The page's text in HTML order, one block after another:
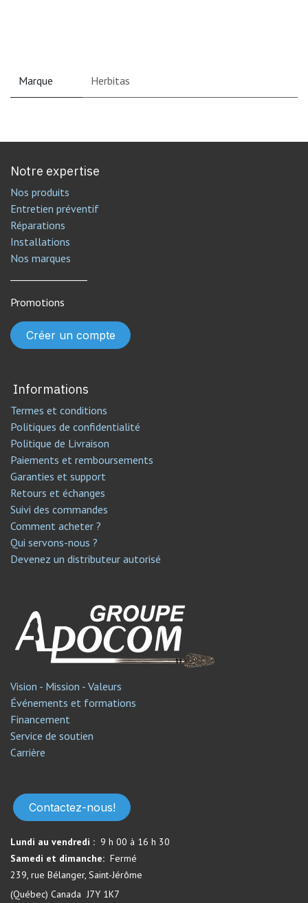
Marque Herbitas
Notre expertise
Nos produits
Entretien préventif
Réparations
Installations
Nos marques
Promotions
Créer un compte
Informations
Termes et conditions
Politiques de confidentialité
Politique de Livraison
Paiements et remboursements
Garanties et support
Retours et échanges
Suivi des commandes
Comment acheter ?
Qui servons-nous ?
Devenez un distributeur autorisé
Vision - Mission - Valeurs
Événements et formations
Financement
Service de soutien​
Carrière
Contactez-nous!
Lundi au vendredi : 9 h 00 à 16 h 30
Samedi et dimanche: Fermé​
239, rue Bélanger, Saint-Jérôme
(Québec) Canada J7Y 1K7